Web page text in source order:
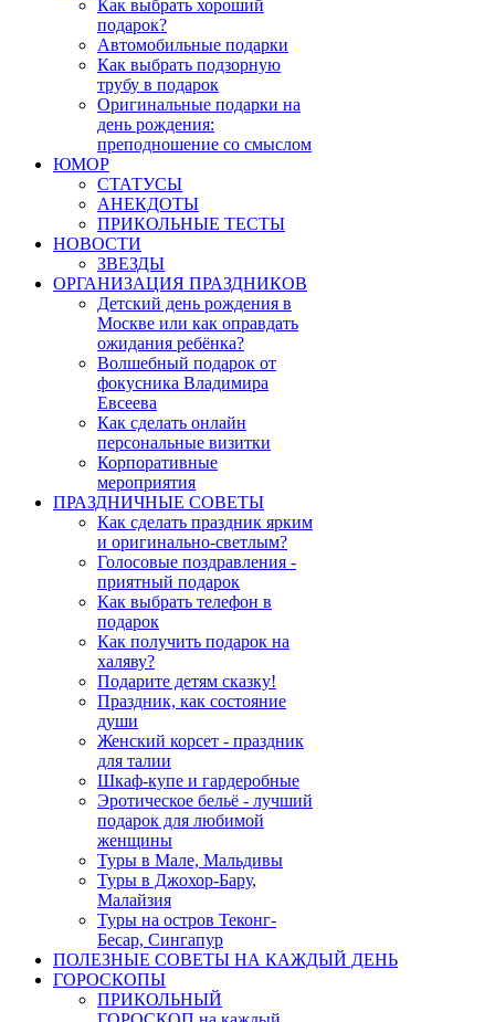
Как выбрать хороший
подарок?
Автомобильные подарки
Как выбрать подзорную
трубу в подарок
Оригинальные подарки на
день рождения:
преподношение со смыслом
ЮМОР
СТАТУСЫ
АНЕКДОТЫ
ПРИКОЛЬНЫЕ ТЕСТЫ
НОВОСТИ
ЗВЕЗДЫ
ОРГАНИЗАЦИЯ ПРАЗДНИКОВ
Детский день рождения в
Москве или как оправдать
ожидания ребёнка?
Волшебный подарок от
фокусника Владимира
Евсеева
Как сделать онлайн
персональные визитки
Корпоративные
мероприятия
ПРАЗДНИЧНЫЕ СОВЕТЫ
Как сделать праздник ярким
и оригинально-светлым?
Голосовые поздравления -
приятный подарок
Как выбрать телефон в
подарок
Как получить подарок на
халяву?
Подарите детям сказку!
Праздник, как состояние
души
Женский корсет - праздник
для талии
Шкаф-купе и гардеробные
Эротическое бельё - лучший
подарок для любимой
женщины
Туры в Мале, Мальдивы
Туры в Джохор-Бару,
Малайзия
Туры на остров Теконг-
Бесар, Сингапур
ПОЛЕЗНЫЕ СОВЕТЫ НА КАЖДЫЙ ДЕНЬ
ГОРОСКОПЫ
ПРИКОЛЬНЫЙ